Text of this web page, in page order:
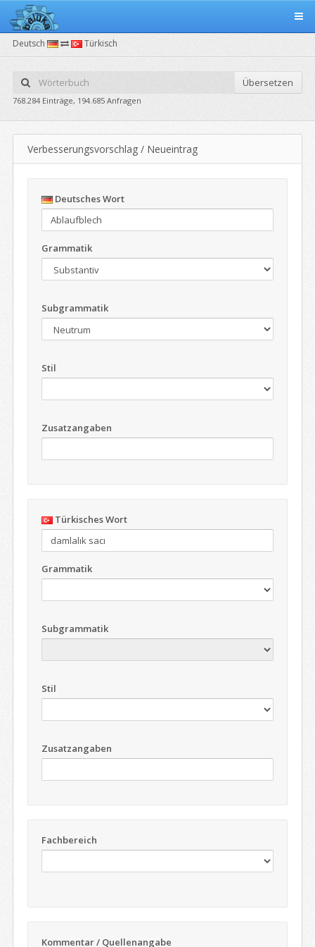
Deutsch Türkisch
Übersetzen
768.284 Einträge, 194.685 Anfragen
Verbesserungsvorschlag / Neueintrag
Deutsches Wort
Grammatik
Subgrammatik
Stil
Zusatzangaben
Türkisches Wort
Grammatik
Subgrammatik
Stil
Zusatzangaben
Fachbereich
Kommentar / Quellenangabe